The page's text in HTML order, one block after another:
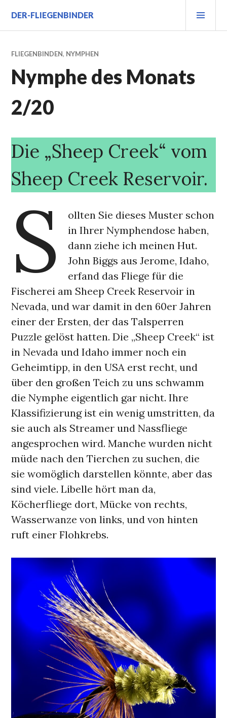
Inhalt
springen
DER-FLIEGENBINDER
FLIEGENBINDEN, NYMPHEN
Nymphe des Monats
2/20
Die „Sheep Creek“ vom
Sheep Creek Reservoir.
S
ollten Sie dieses Muster schon
in Ihrer Nymphendose haben,
dann ziehe ich meinen Hut.
John Biggs aus Jerome, Idaho,
erfand das Fliege für die
Fischerei am Sheep Creek Reservoir in
Nevada, und war damit in den 60er Jahren
einer der Ersten, der das Talsperren
Puzzle gelöst hatten. Die „Sheep Creek“ ist
in Nevada und Idaho immer noch ein
Geheimtipp, in den USA erst recht, und
über den großen Teich zu uns schwamm
die Nymphe eigentlich gar nicht. Ihre
Klassifizierung ist ein wenig umstritten, da
sie auch als Streamer und Nassfliege
angesprochen wird. Manche wurden nicht
müde nach den Tierchen zu suchen, die
sie womöglich darstellen könnte, aber das
sind viele. Libelle hört man da,
Köcherfliege dort, Mücke von rechts,
Wasserwanze von links, und von hinten
ruft einer Flohkrebs.